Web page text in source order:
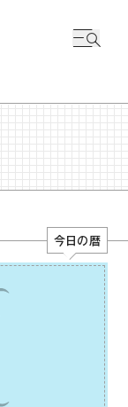
今日の暦